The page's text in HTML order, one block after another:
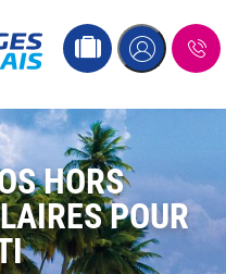
HORS
POUR